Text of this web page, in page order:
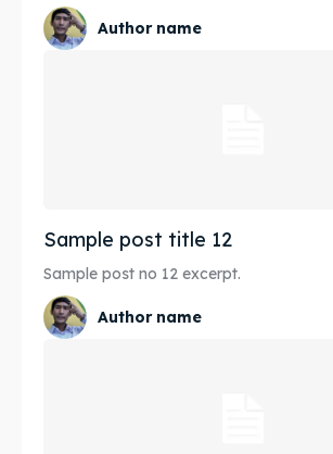
Author name
Sample post title 12
Sample post no 12 excerpt.
Author name